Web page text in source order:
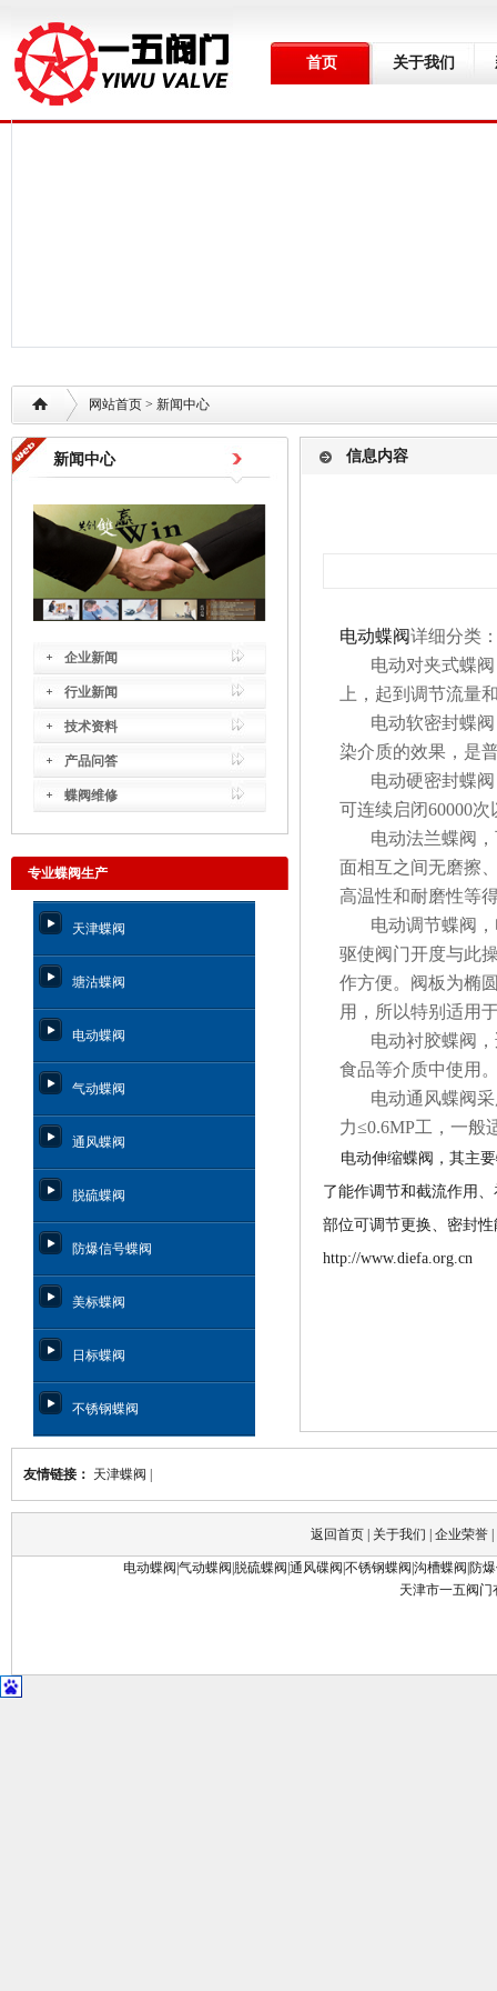
首页 关于我们
网站首页 > 新闻中心
新闻中心
企业新闻
行业新闻
技术资料
产品问答
蝶阀维修
专业蝶阀生产
天津蝶阀
塘沽蝶阀
电动蝶阀
气动蝶阀
通风蝶阀
脱硫蝶阀
防爆信号蝶阀
美标蝶阀
日标蝶阀
不锈钢蝶阀
信息内容
电动蝶阀详细分类
电动对夹式蝶
上，起到调节流量
电动软密封蝶
染介质的效果，是
电动硬密封蝶
可连续启闭60000次
电动法兰蝶阀
面相互之间无磨擦
高温性和耐磨性等
电动调节蝶阀
驱使阀门开度与此
作方便。阀板为椭
用，所以特别适用
电动衬胶蝶阀
食品等介质中使用
电动通风蝶阀
力≤0.6MP工，一般
电动伸缩蝶阀，其主要
了能作调节和截流作用
部位可调节更换、密封
http://www.diefa.org.cn
友情链接： 天津蝶阀
返回首页 关于我们 企业荣誉
电动蝶阀 气动蝶阀 脱硫蝶阀 通风碟阀 不锈钢蝶阀 沟槽蝶阀 防
天津市一五阀门